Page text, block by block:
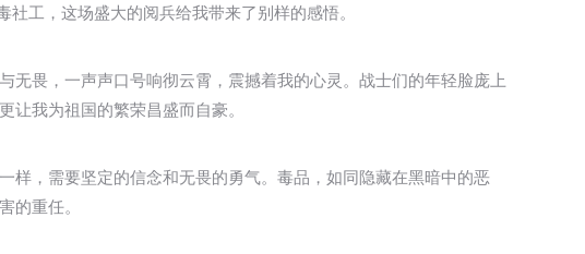
工，这场盛大的阅兵给我带来了别样的感悟。
畏，一声声口号响彻云霄，震撼着我的心灵。战士们的年轻脸庞上
我为祖国的繁荣昌盛而自豪。
样，需要坚定的信念和无畏的勇气。毒品，如同隐藏在黑暗中的恶
的重任。